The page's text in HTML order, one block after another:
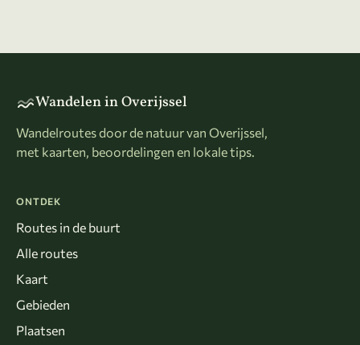
Wandelen in Overijssel
Wandelroutes door de natuur van Overijssel,
met kaarten, beoordelingen en lokale tips.
ONTDEK
Routes in de buurt
Alle routes
Kaart
Gebieden
Plaatsen